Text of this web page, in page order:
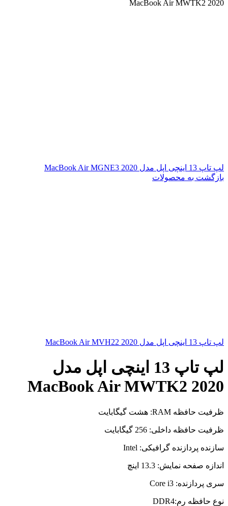
MacBook Air MWTK2 2020
لپ تاپ 13 اینچی اپل مدل MacBook Air MGNE3 2020
بازگشت به محصولات
لپ تاپ 13 اینچی اپل مدل MacBook Air MVH22 2020
لپ تاپ 13 اینچی اپل مدل
MacBook Air MWTK2 2020
ظرفیت حافظه RAM: هشت گیگابایت
ظرفیت حافظه داخلی: 256 گیگابایت
سازنده پردازنده گرافیکی: Intel
اندازه صفحه نمایش: 13.3 اینچ
سری پردازنده: Core i3
نوع حافظه رم:DDR4